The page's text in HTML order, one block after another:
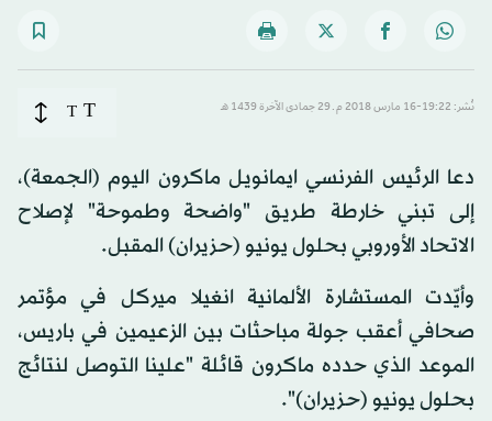
نُشر: 19:22-16 مارس 2018 م ـ 29 جمادى الآخرة 1439 هـ T
T
دعا الرئيس الفرنسي ايمانويل ماكرون اليوم (الجمعة)،
إلى تبني خارطة طريق "واضحة وطموحة" لإصلاح
الاتحاد الأوروبي بحلول يونيو (حزيران) المقبل.
وأيّدت المستشارة الألمانية انغيلا ميركل في مؤتمر
صحافي أعقب جولة مباحثات بين الزعيمين في باريس،
الموعد الذي حدده ماكرون قائلة "علينا التوصل لنتائج
بحلول يونيو (حزيران)".